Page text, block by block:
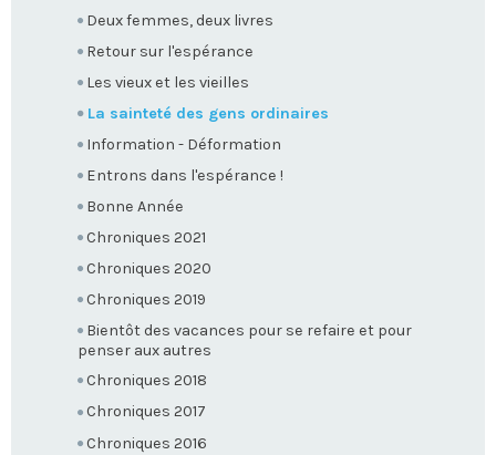
Deux femmes, deux livres
Retour sur l'espérance
Les vieux et les vieilles
La sainteté des gens ordinaires
Information - Déformation
Entrons dans l'espérance !
Bonne Année
Chroniques 2021
Chroniques 2020
Chroniques 2019
Bientôt des vacances pour se refaire et pour
penser aux autres
Chroniques 2018
Chroniques 2017
Chroniques 2016